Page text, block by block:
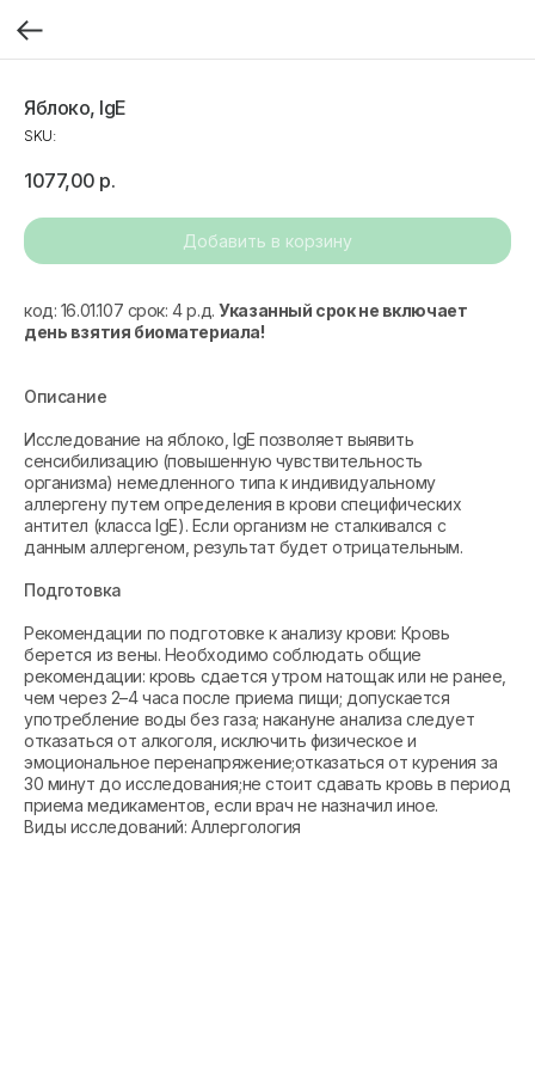
Яблоко, IgE
SKU:
1077,00 р.
Добавить в корзину
код: 16.01.107 срок: 4 р.д.Указанный срок не включает
день взятия биоматериала!
Описание
Исследование на яблоко, IgE позволяет выявить
сенсибилизацию (повышенную чувствительность
организма) немедленного типа к индивидуальному
аллергену путем определения в крови специфических
антител (класса IgE). Если организм не сталкивался с
данным аллергеном, результат будет отрицательным.
Подготовка
Рекомендации по подготовке к анализу крови: Кровь
берется из вены. Необходимо соблюдать общие
рекомендации: кровь сдается утром натощак или не ранее,
чем через 2–4 часа после приема пищи; допускается
употребление воды без газа; накануне анализа следует
отказаться от алкоголя, исключить физическое и
эмоциональное перенапряжение;отказаться от курения за
30 минут до исследования;не стоит сдавать кровь в период
приема медикаментов, если врач не назначил иное.
Виды исследований: Аллергология